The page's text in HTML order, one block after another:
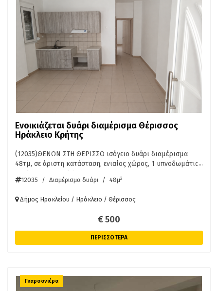
Ενοικιάζεται δυάρι διαμέρισμα Θέρισσος
Ηράκλειο Κρήτης
(12035)ΘΕΝΩΝ ΣΤΗ ΘΕΡΙΣΣΟ ισόγειο δυάρι διαμέρισμα
48τμ, σε άριστη κατάσταση, ενιαίος χώρος, 1 υπνοδωμάτιο.
6976754100
...
12035 / Διαμέρισμα δυάρι / 48μ2
Δήμος Ηρακλείου / Ηράκλειο / Θέρισσος
€ 500
ΠΕΡΙΣΣΟΤΕΡΑ
Γκαρσονιέρα